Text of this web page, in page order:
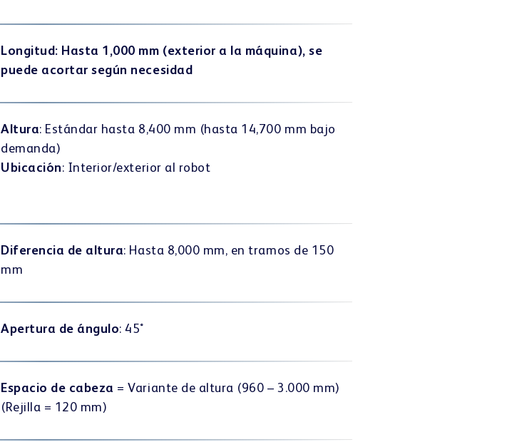
Longitud: Hasta 1,000 mm (exterior a la máquina), se
puede acortar según necesidad
Altura: Estándar hasta 8,400 mm (hasta 14,700 mm bajo
demanda)
Ubicación: Interior/exterior al robot
Diferencia de altura: Hasta 8,000 mm, en tramos de 150
mm
Apertura de ángulo: 45˚
Espacio de cabeza = Variante de altura (960 – 3.000 mm)
(Rejilla = 120 mm)